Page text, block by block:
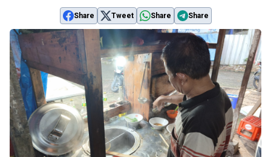
Share Tweet Share Share